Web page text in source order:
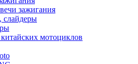
зажигания
слайдеры
мотоциклов